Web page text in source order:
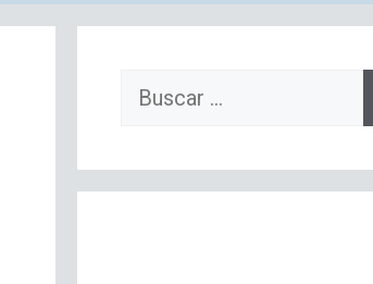
Buscar: